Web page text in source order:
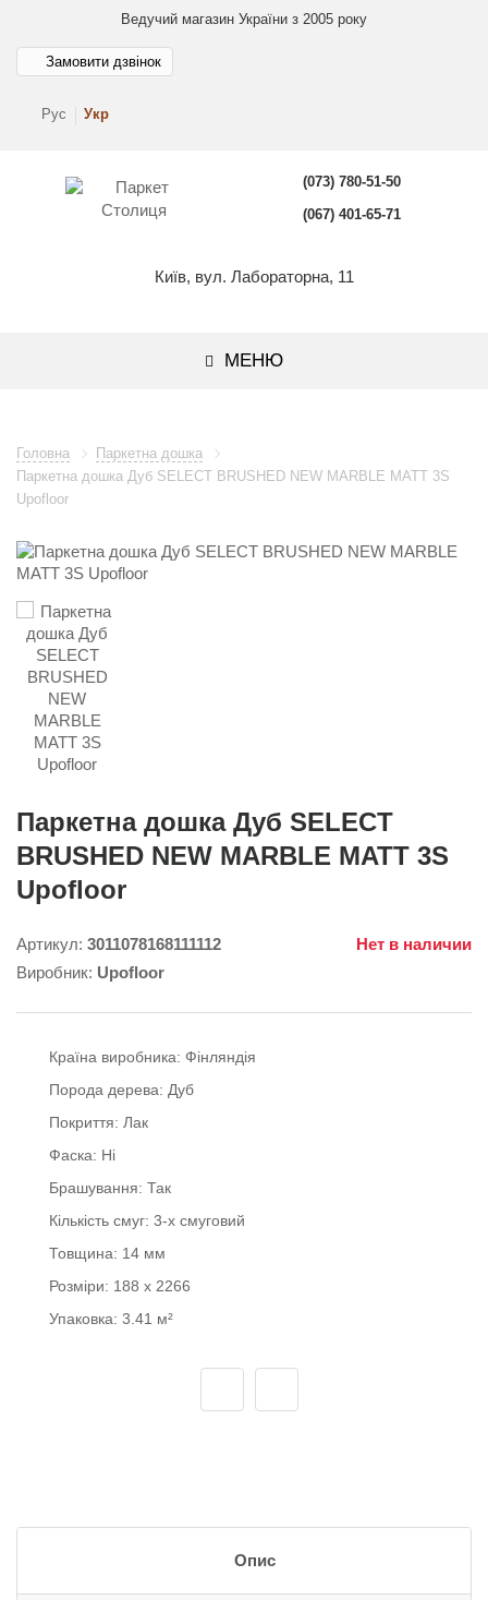
Ведучий магазин України з 2005 року
Рус Укр
Замовити дзвінок
(073) 780-51-50
(067) 401-65-71
Київ, вул. Лабораторна, 11
МЕНЮ
Головна
Паркетна дошка
Паркетна дошка Дуб SELECT BRUSHED NEW MARBLE MATT 3S
Upofloor
Паркетна дошка Дуб SELECT
BRUSHED NEW MARBLE MATT 3S
Upofloor
Артикул: 3011078168111112
Нет в наличии
Виробник: Upofloor
Країна виробника: Фінляндія
Порода дерева: Дуб
Покриття: Лак
Фаска: Ні
Брашування: Так
Кількість смуг: 3-х смуговий
Товщина: 14 мм
Розміри: 188 x 2266
Упаковка: 3.41 м²
Опис